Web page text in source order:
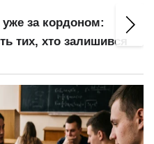
уже за кордоном:
тих, хто залишився